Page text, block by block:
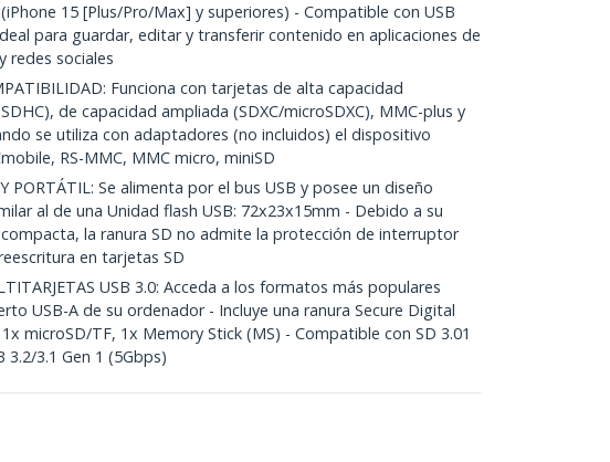
15 [Plus/Pro/Max] y superiores) - Compatible con USB
para guardar, editar y transferir contenido en aplicaciones de
redes sociales
Funciona con tarjetas de alta capacidad
de capacidad ampliada (SDXC/microSDXC), MMC-plus y
se utiliza con adaptadores (no incluidos) el dispositivo
RS-MMC, MMC micro, miniSD
PORTÁTIL: Se alimenta por el bus USB y posee un diseño
al de una Unidad flash USB: 72x23x15mm - Debido a su
la ranura SD no admite la protección de interruptor
en tarjetas SD
USB 3.0: Acceda a los formatos más populares
USB-A de su ordenador - Incluye una ranura Secure Digital
microSD/TF, 1x Memory Stick (MS) - Compatible con SD 3.01
3.2/3.1 Gen 1 (5Gbps)